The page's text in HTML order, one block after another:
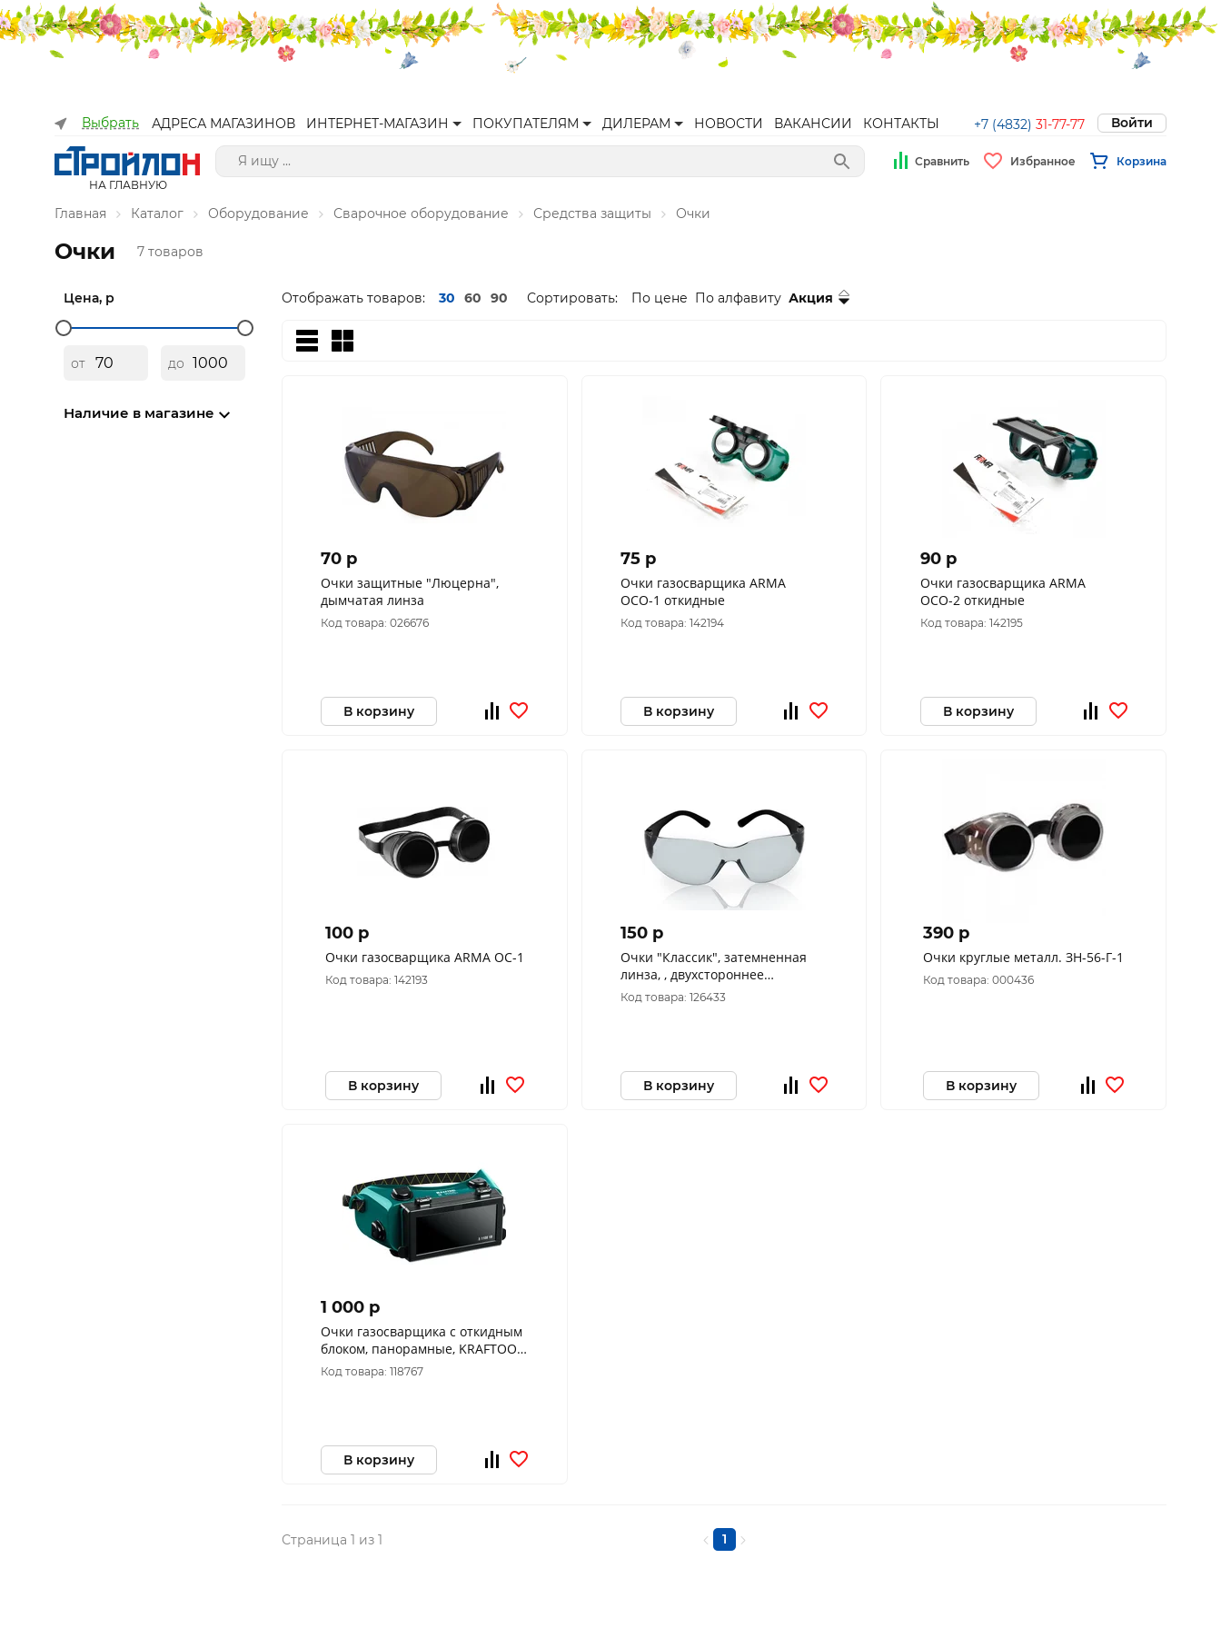
Выбрать АДРЕСА МАГАЗИНОВ ИНТЕРНЕТ-МАГАЗИН ПОКУПАТЕЛЯМ ДИЛЕРАМ НОВОСТИ ВАКАНСИИ КОНТАКТЫ +7 (4832) 31-77-77 Войти
НА ГЛАВНУЮ
Сравнить Избранное Корзина
Главная Каталог Оборудование Сварочное оборудование Средства защиты Очки
Очки 7 товаров
Цена, р
от до
Наличие в магазине
Отображать товаров: 30 60 90 Сортировать: По цене По алфавиту Акция
70 p
Очки защитные "Люцерна",
дымчатая линза
Код товара: 026676
В корзину
75 p
Очки газосварщика ARMA
ОСО-1 откидные
Код товара: 142194
В корзину
90 p
Очки газосварщика ARMA
ОСО-2 откидные
Код товара: 142195
В корзину
100 p
Очки газосварщика ARMA ОС-1
Код товара: 142193
В корзину
150 p
Очки "Классик", затемненная
линза, , двухстороннее
незапотевающее покрытие
Код товара: 126433
В корзину
390 p
Очки круглые металл. ЗН-56-Г-1
Код товара: 000436
В корзину
1 000 p
Очки газосварщика с откидным
блоком, панорамные, KRAFTOOL
(1108)
Код товара: 118767
В корзину
Страница 1 из 1 1